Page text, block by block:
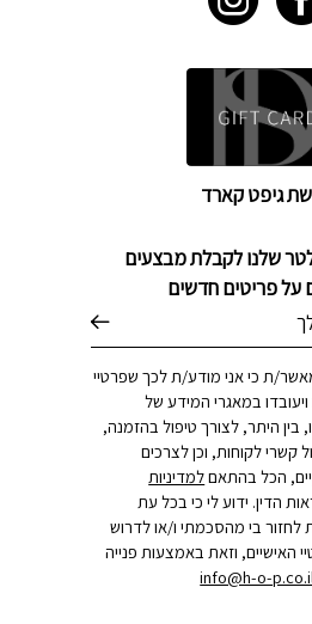
שלנו לקבלת מבצעים
על פריטים חדשים
ת כי אני מודע/ת לכך שפרטיי
ויעובדו במאגרי המידע של
בין היתר, לצורך טיפול בהזמנה,
קשרי לקוחות, וכן לצרכים
הכל בהתאםלמדיניות
הדין. ידוע לי כי בכל עת
לחזור בי מהסכמתי ו/או לדרוש
האישיים, וזאת באמצעות פנייה
info@h-o-
גיפט קארד